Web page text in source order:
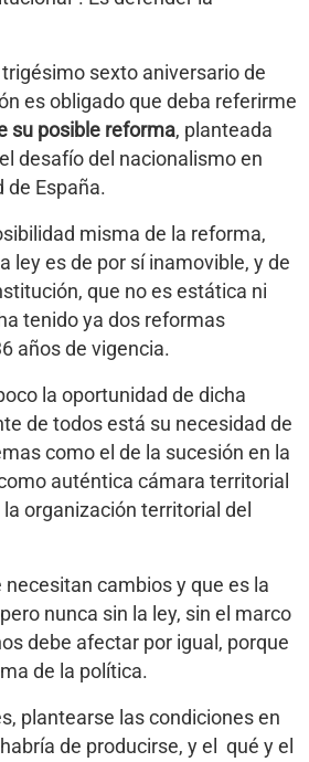
sexto aniversario de
es obligado que deba referirme
su posible reforma, planteada
desafío del nacionalismo en
de España.
misma de la reforma,
ley es de por sí inamovible, y de
que no es estática ni
tenido ya dos reformas
años de vigencia.
la oportunidad de dicha
de todos está su necesidad de
como el de la sucesión en la
auténtica cámara territorial
organización territorial del
necesitan cambios y que es la
nunca sin la ley, sin el marco
debe afectar por igual, porque
de la política.
plantearse las condiciones en
de producirse, y el qué y el